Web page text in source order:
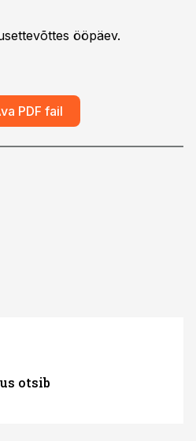
ööpäev.
PDF fail
otsib